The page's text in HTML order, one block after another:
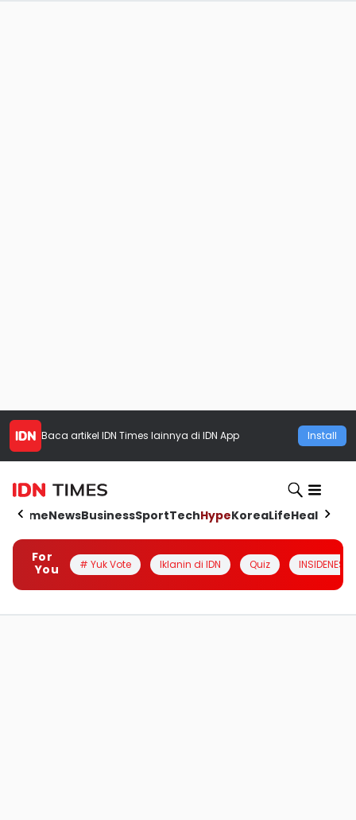
Baca artikel IDN Times lainnya di IDN App Install
HomeNewsBusinessSportTechHypeKoreaLifeHealth
For
You
# Yuk Vote Iklanin di IDN Quiz INSIDENESIA